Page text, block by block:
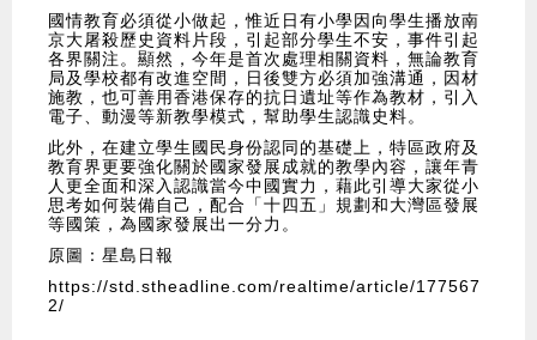
國情教育必須從小做起，惟近日有小學因向學生播放南
京大屠殺歷史資料片段，引起部分學生不安，事件引起
各界關注。顯然，今年是首次處理相關資料，無論教育
局及學校都有改進空間，日後雙方必須加強溝通，因材
施教，也可善用香港保存的抗日遺址等作為教材，引入
電子、動漫等新教學模式，幫助學生認識史料。
此外，在建立學生國民身份認同的基礎上，特區政府及
教育界更要強化關於國家發展成就的教學內容，讓年青
人更全面和深入認識當今中國實力，藉此引導大家從小
思考如何裝備自己，配合「十四五」規劃和大灣區發展
等國策，為國家發展出一分力。
原圖：星島日報
https://std.stheadline.com/realtime/article/177567
2/